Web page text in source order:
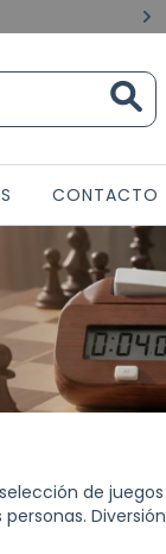
CONTACTO
de juegos
Diversión